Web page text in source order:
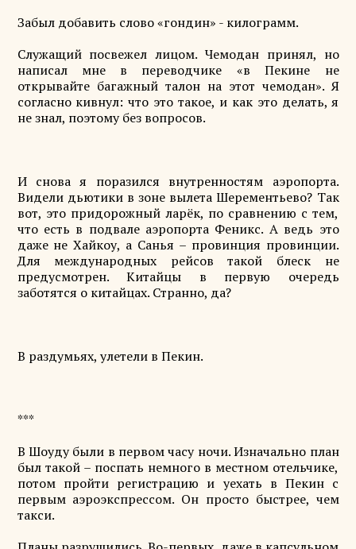
Забыл добавить слово «гондин» - килограмм.
Служащий посвежел лицом. Чемодан принял, но
написал мне в переводчике «в Пекине не
открывайте багажный талон на этот чемодан». Я
согласно кивнул: что это такое, и как это делать, я
не знал, поэтому без вопросов.
И снова я поразился внутренностям аэропорта.
Видели дьютики в зоне вылета Шерементьево? Так
вот, это придорожный ларёк, по сравнению с тем,
что есть в подвале аэропорта Феникс. А ведь это
даже не Хайкоу, а Санья – провинция провинции.
Для международных рейсов такой блеск не
предусмотрен. Китайцы в первую очередь
заботятся о китайцах. Странно, да?
В раздумьях, улетели в Пекин.
***
В Шоуду были в первом часу ночи. Изначально план
был такой – поспать немного в местном отельчике,
потом пройти регистрацию и уехать в Пекин с
первым аэроэкспрессом. Он просто быстрее, чем
такси.